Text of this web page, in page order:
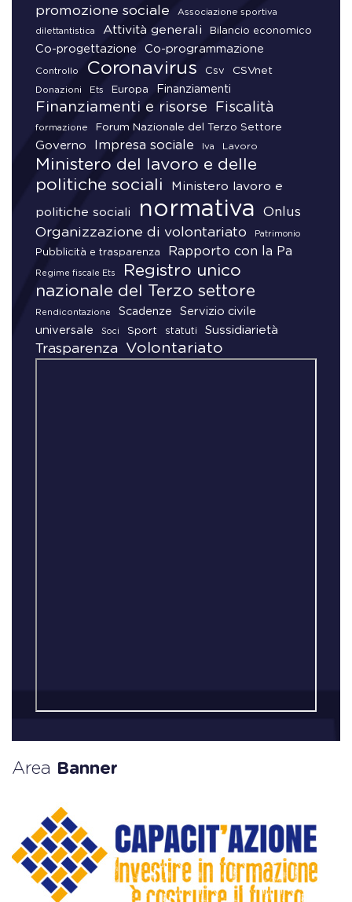
promozione sociale
Associazione sportiva
dilettantistica Attività generali Bilancio economico
Co-progettazione Co-programmazione
Controllo Coronavirus Csv CSVnet
Donazioni Ets Europa Finanziamenti
Finanziamenti e risorse Fiscalità
formazione Forum Nazionale del Terzo Settore
Governo Impresa sociale Iva Lavoro
Ministero del lavoro e delle
politiche sociali
Ministero lavoro e
politiche sociali normativa Onlus
Organizzazione di volontariato Patrimonio
Pubblicità e trasparenza Rapporto con la Pa
Regime fiscale Ets
Registro unico
nazionale del Terzo settore
Rendicontazione Scadenze
Servizio civile
universale
Soci Sport statuti Sussidiarietà
Trasparenza Volontariato
Area Banner